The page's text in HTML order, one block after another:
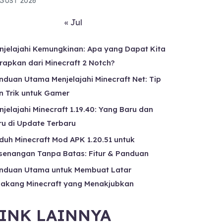
« Jul
Kemungkinan: Apa yang Dapat Kita
dari Minecraft 2 Notch?
Utama Menjelajahi Minecraft Net: Tip
Trik untuk Gamer
Minecraft 1.19.40: Yang Baru dan
di Update Terbaru
Minecraft Mod APK 1.20.51 untuk
Tanpa Batas: Fitur & Panduan
Utama untuk Membuat Latar
Minecraft yang Menakjubkan
LAINNYA